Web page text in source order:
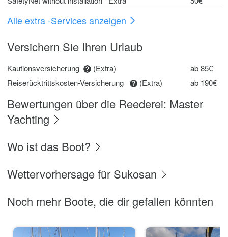
Alle extra -Services anzeigen
Versichern Sie Ihren Urlaub
Kautionsversicherung (Extra)
ab 85€
Reiserücktrittskosten-Versicherung
(Extra) ab 190€
Bewertungen über die Reederei: Master
Yachting
Wo ist das Boot?
Wettervorhersage für Sukosan
Noch mehr Boote, die dir gefallen könnten